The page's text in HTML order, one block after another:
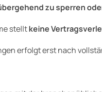
zu sperren
stelltkeine
erfolgt erst nach